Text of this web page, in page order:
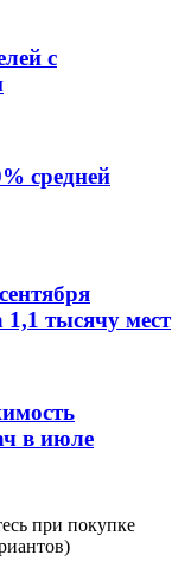
с
средней
1,1 тысячу мест
в июле
при покупке